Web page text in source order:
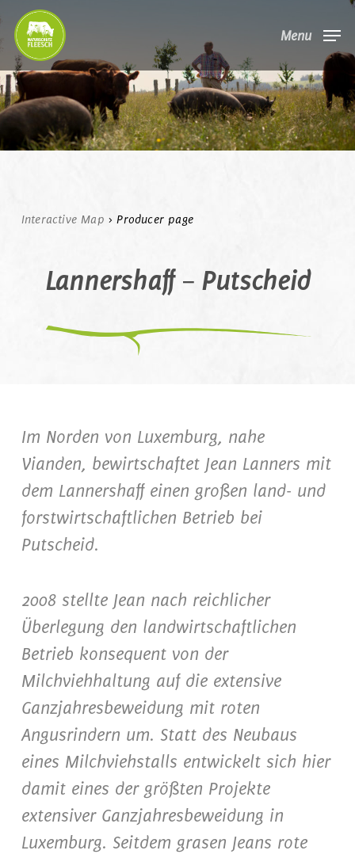
Skip
to
main
content
Menu
Interactive Map >Producer page
Lannershaff – Putscheid
Im Norden von Luxemburg, nahe
Vianden, bewirtschaftet Jean Lanners mit
dem Lannershaff einen großen land- und
forstwirtschaftlichen Betrieb bei
Putscheid.
2008 stellte Jean nach reichlicher
Überlegung den landwirtschaftlichen
Betrieb konsequent von der
Milchviehhaltung auf die extensive
Ganzjahresbeweidung mit roten
Angusrindern um. Statt des Neubaus
eines Milchviehstalls entwickelt sich hier
damit eines der größten Projekte
extensiver Ganzjahresbeweidung in
Luxemburg. Seitdem grasen Jeans rote